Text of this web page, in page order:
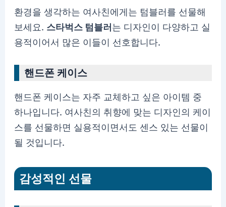
환경을 생각하는 여사친에게는 텀블러를 선물해
보세요. 스타벅스 텀블러는 디자인이 다양하고 실
용적이어서 많은 이들이 선호합니다.
핸드폰 케이스
핸드폰 케이스는 자주 교체하고 싶은 아이템 중
하나입니다. 여사친의 취향에 맞는 디자인의 케이
스를 선물하면 실용적이면서도 센스 있는 선물이
될 것입니다.
감성적인 선물